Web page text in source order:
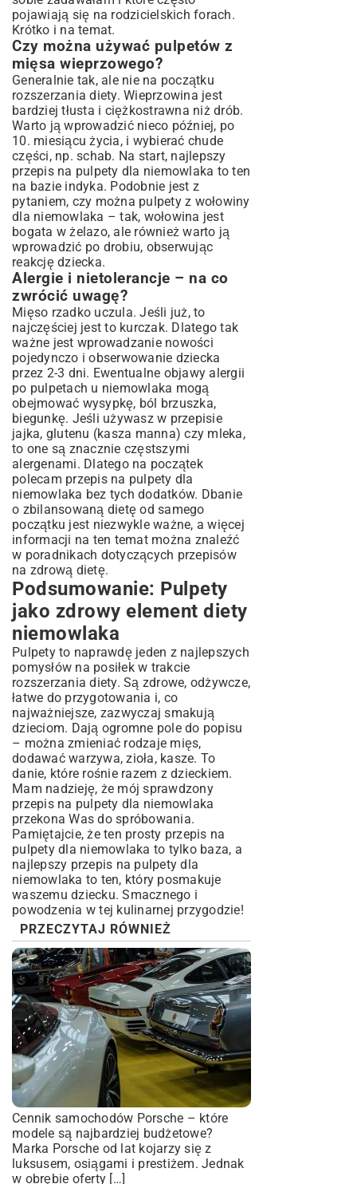
pojawiają się na rodzicielskich forach.
Krótko i na temat.
Czy można używać pulpetów z
mięsa wieprzowego?
Generalnie tak, ale nie na początku
rozszerzania diety. Wieprzowina jest
bardziej tłusta i ciężkostrawna niż drób.
Warto ją wprowadzić nieco później, po
10. miesiącu życia, i wybierać chude
części, np. schab. Na start, najlepszy
przepis na pulpety dla niemowlaka to ten
na bazie indyka. Podobnie jest z
pytaniem, czy można pulpety z wołowiny
dla niemowlaka – tak, wołowina jest
bogata w żelazo, ale również warto ją
wprowadzić po drobiu, obserwując
reakcję dziecka.
Alergie i nietolerancje – na co
zwrócić uwagę?
Mięso rzadko uczula. Jeśli już, to
najczęściej jest to kurczak. Dlatego tak
ważne jest wprowadzanie nowości
pojedynczo i obserwowanie dziecka
przez 2-3 dni. Ewentualne objawy alergii
po pulpetach u niemowlaka mogą
obejmować wysypkę, ból brzuszka,
biegunkę. Jeśli używasz w przepisie
jajka, glutenu (kasza manna) czy mleka,
to one są znacznie częstszymi
alergenami. Dlatego na początek
polecam przepis na pulpety dla
niemowlaka bez tych dodatków. Dbanie
o zbilansowaną dietę od samego
początku jest niezwykle ważne, a więcej
informacji na ten temat można znaleźć
w poradnikach dotyczących przepisów
na zdrową dietę.
Podsumowanie: Pulpety
jako zdrowy element diety
niemowlaka
Pulpety to naprawdę jeden z najlepszych
pomysłów na posiłek w trakcie
rozszerzania diety. Są zdrowe, odżywcze,
łatwe do przygotowania i, co
najważniejsze, zazwyczaj smakują
dzieciom. Dają ogromne pole do popisu
– można zmieniać rodzaje mięs,
dodawać warzywa, zioła, kasze. To
danie, które rośnie razem z dzieckiem.
Mam nadzieję, że mój sprawdzony
przepis na pulpety dla niemowlaka
przekona Was do spróbowania.
Pamiętajcie, że ten prosty przepis na
pulpety dla niemowlaka to tylko baza, a
najlepszy przepis na pulpety dla
niemowlaka to ten, który posmakuje
waszemu dziecku. Smacznego i
powodzenia w tej kulinarnej przygodzie!
PRZECZYTAJ RÓWNIEŻ
Cennik samochodów Porsche – które
modele są najbardziej budżetowe?
Marka Porsche od lat kojarzy się z
luksusem, osiągami i prestiżem. Jednak
w obrębie oferty […]